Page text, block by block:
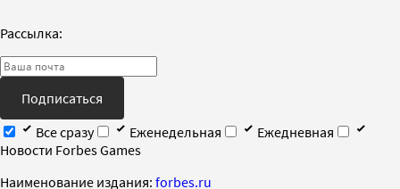
Рассылка:
Подписаться
Все сразу
Еженедельная
Ежедневная
Новости Forbes Games
Наименование издания: forbes.ru